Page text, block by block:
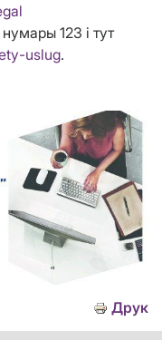
123 і тут
uslug.
Друк